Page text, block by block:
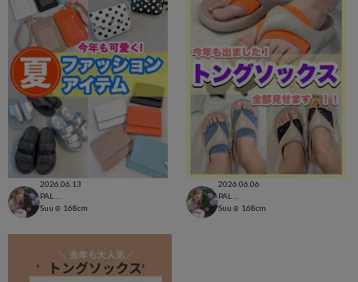
2026.06.13
Suu☺︎ 168cm
2026.06.06
Suu☺︎ 168cm